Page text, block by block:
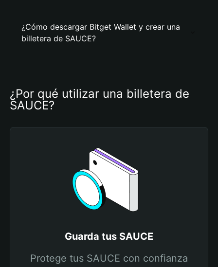
¿Cómo descargar Bitget Wallet y crear una
billetera de SAUCE?
¿Por qué utilizar una billetera de
SAUCE?
Guarda tus SAUCE
Protege tus SAUCE con confianza